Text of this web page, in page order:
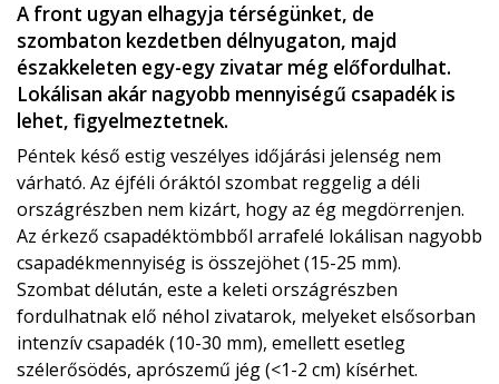
A front ugyan elhagyja térségünket, de
szombaton kezdetben délnyugaton, majd
északkeleten egy-egy zivatar még előfordulhat.
Lokálisan akár nagyobb mennyiségű csapadék is
lehet, figyelmeztetnek.
Péntek késő estig veszélyes időjárási jelenség nem
várható. Az éjféli óráktól szombat reggelig a déli
országrészben nem kizárt, hogy az ég megdörrenjen.
Az érkező csapadéktömbből arrafelé lokálisan nagyobb
csapadékmennyiség is összejöhet (15-25 mm).
Szombat délután, este a keleti országrészben
fordulhatnak elő néhol zivatarok, melyeket elsősorban
intenzív csapadék (10-30 mm), emellett esetleg
szélerősödés, aprószemű jég (<1-2 cm) kísérhet.